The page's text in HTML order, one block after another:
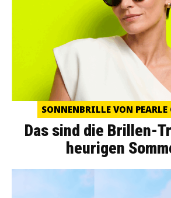
SONNENBRILLE VON
Das sind die Brillen-
heurigen